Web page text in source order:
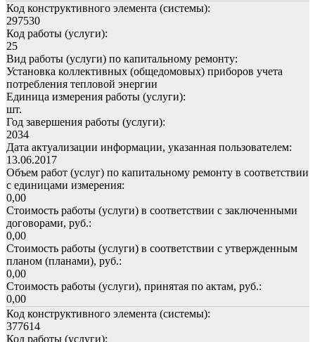
Код конструктивного элемента (системы):
297530
Код работы (услуги):
25
Вид работы (услуги) по капитальному ремонту:
Установка коллективных (общедомовых) приборов учета
потребления тепловой энергии
Единица измерения работы (услуги):
шт.
Год завершения работы (услуги):
2034
Дата актуализации информации, указанная пользователем:
13.06.2017
Объем работ (услуг) по капитальному ремонту в соответствии
с единицами измерения:
0,00
Стоимость работы (услуги) в соответствии с заключенными
договорами, руб.:
0,00
Стоимость работы (услуги) в соответствии с утвержденным
планом (планами), руб.:
0,00
Стоимость работы (услуги), принятая по актам, руб.:
0,00
Код конструктивного элемента (системы):
377614
Код работы (услуги):